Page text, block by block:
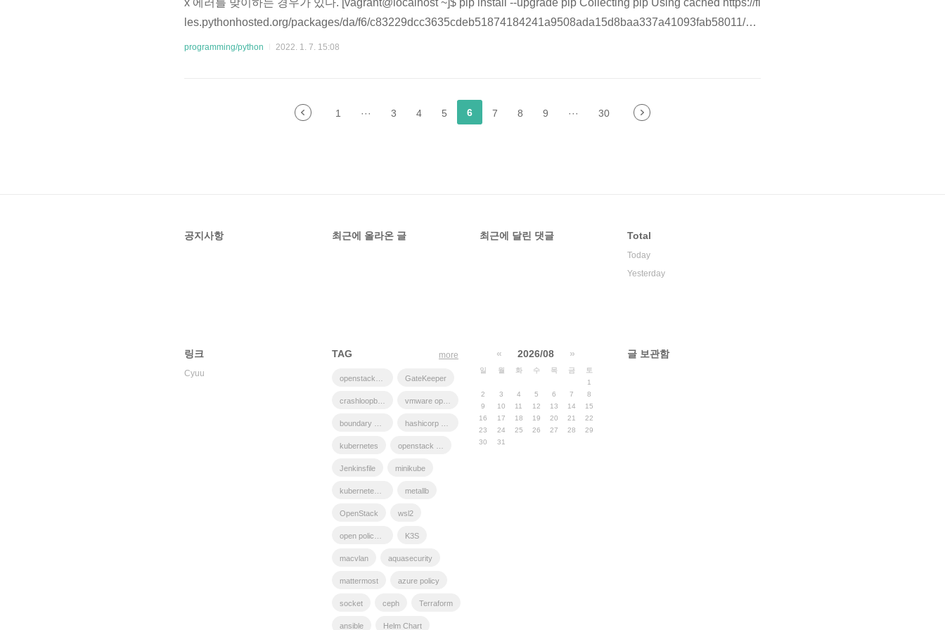
x 에러를 맞이하는 경우가 있다. [vagrant@localhost ~]$ pip install --upgrade pip Collecting pip Using cached https://fi
les.pythonhosted.org/packages/da/f6/c83229dcc3635cdeb51874184241a9508ada15d8baa337a41093fab58011/pip
-21.3.1.tar.gz Complete output from command python setup.py egg_info: Traceback (most recent call last): File "", li
programming/python 2022. 1. 7. 15:08
1 ··· 3 4 5 6 7 8 9 ··· 30
공지사항 최근에 올라온 글 최근에 달린 댓글 Total
Today
Yesterday
링크
Cyuu
TAG
GateKeeper
kubernetes
Jenkinsfile minikube
metallb
OpenStack wsl2
K3S
macvlan aquasecurity
mattermost azure policy
socket ceph Terraform
ansible Helm Chart
more « 2026/08 »
일 월 화 수 목 금
토
1
2
3 4 5 6 7
8
9
10 11 12 13 14
15
16
17 18 19 20 21
22
23
24 25 26 27 28
29
30
31
글 보관함